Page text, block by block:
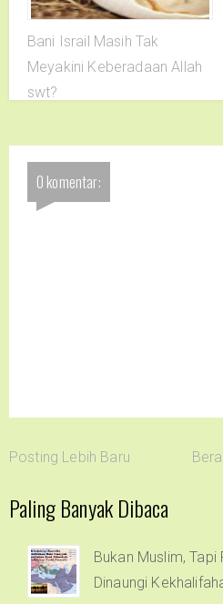
Bani Israil Masih Tak
Meyakini Keberadaan Allah
swt?
0 komentar:
Posting Lebih Baru
Paling Banyak Dibaca
Bukan Muslim,
Dinaungi